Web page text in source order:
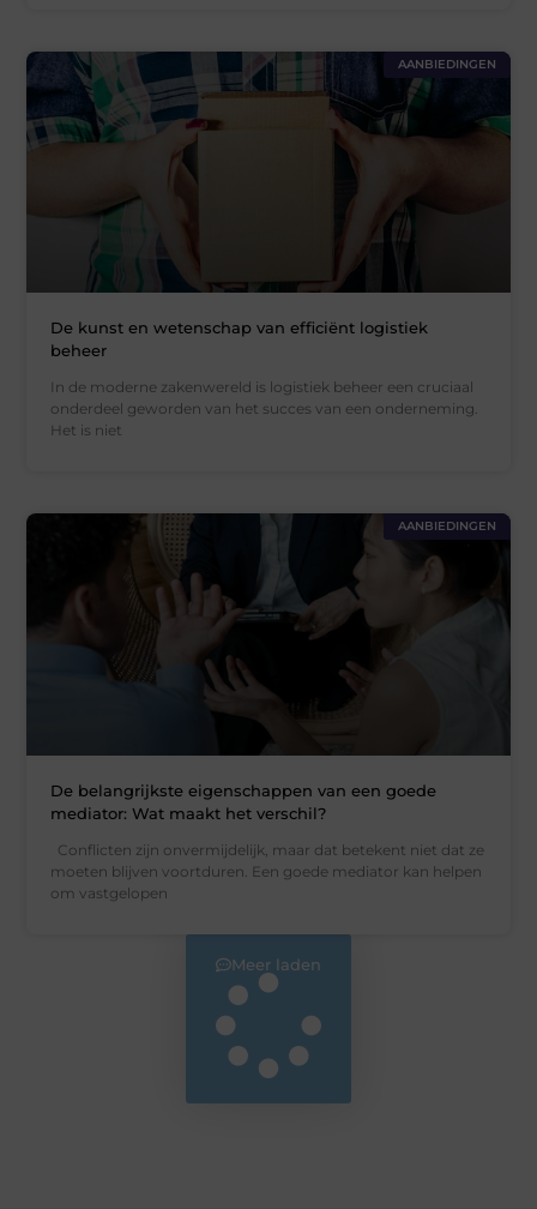
AANBIEDINGEN
De kunst en wetenschap van efficiënt logistiek
beheer
In de moderne zakenwereld is logistiek beheer een cruciaal
onderdeel geworden van het succes van een onderneming.
Het is niet
AANBIEDINGEN
De belangrijkste eigenschappen van een goede
mediator: Wat maakt het verschil?
Conflicten zijn onvermijdelijk, maar dat betekent niet dat ze
moeten blijven voortduren. Een goede mediator kan helpen
om vastgelopen
Meer laden